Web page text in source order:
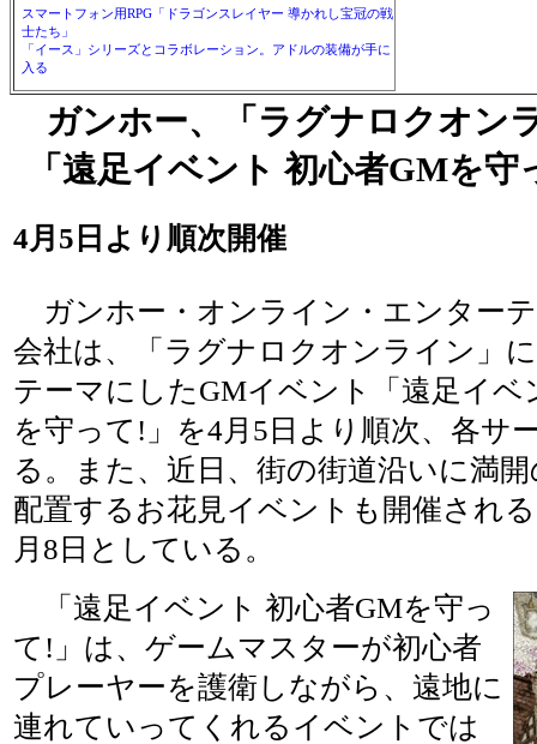
スマートフォン用RPG「ドラゴンスレイヤー 導かれし宝冠の戦
士たち」
「イース」シリーズとコラボレーション。アドルの装備が手に
入る
ガンホー、「ラグナロクオン
「遠足イベント 初心者GMを
4月5日より順次開催
ガンホー・オンライン・エンター
会社は、「ラグナロクオンライン」
テーマにしたGMイベント「遠足イベ
を守って!」を4月5日より順次、各サ
る。また、近日、街の街道沿いに満
配置するお花見イベントも開催され
月8日としている。
「遠足イベント 初心者GMを守っ
て!」は、ゲームマスターが初心者
プレーヤーを護衛しながら、遠地に
連れていってくれるイベントでは